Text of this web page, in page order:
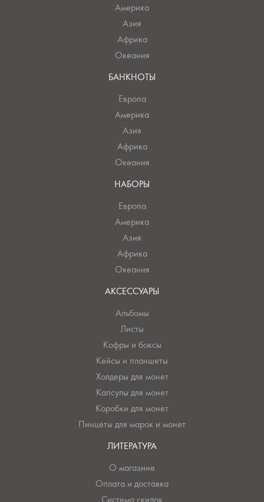
Америка
Азия
Африка
Океания
БАНКНОТЫ
Европа
Америка
Азия
Африка
Океания
НАБОРЫ
Европа
Америка
Азия
Африка
Океания
АКСЕССУАРЫ
Альбомы
Листы
Кофры и боксы
Кейсы и планшеты
Холдеры для монет
Капсулы для монет
Коробки для монет
Пинцеты для марок и монет
ЛИТЕРАТУРА
О магазине
Оплата и доставка
Система скидок